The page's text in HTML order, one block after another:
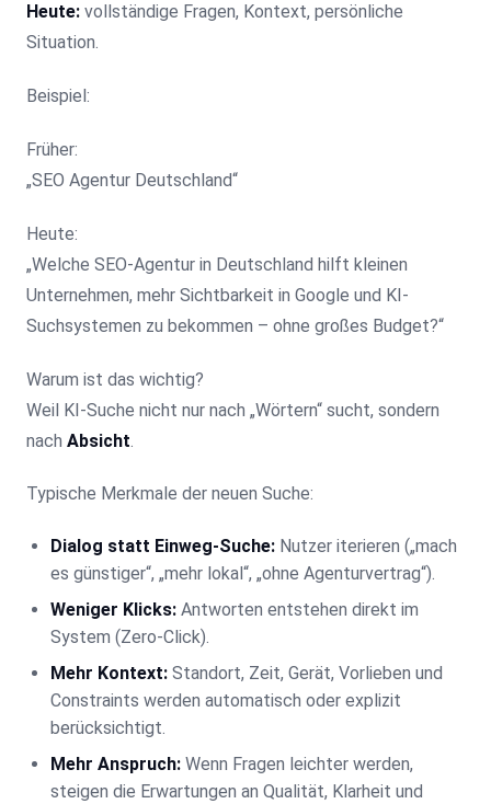
Heute: vollständige Fragen, Kontext, persönliche
Situation.
Beispiel:
Früher:
„SEO Agentur Deutschland“
Heute:
„Welche SEO-Agentur in Deutschland hilft kleinen
Unternehmen, mehr Sichtbarkeit in Google und KI-
Suchsystemen zu bekommen – ohne großes Budget?“
Warum ist das wichtig?
Weil KI-Suche nicht nur nach „Wörtern“ sucht, sondern
nach Absicht
Typische Merkmale der neuen Suche:
Dialog statt Einweg-Suche: Nutzer iterieren („mach
es günstiger“, „mehr lokal“, „ohne Agenturvertrag“).
Weniger Klicks: Antworten entstehen direkt im
System (Zero-Click).
Mehr Kontext: Standort, Zeit, Gerät, Vorlieben und
Constraints werden automatisch oder explizit
berücksichtigt.
Mehr Anspruch: Wenn Fragen leichter werden,
steigen die Erwartungen an Qualität, Klarheit und